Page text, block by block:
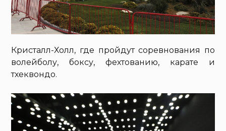
Кристалл-Холл, где пройдут соревнования по
волейболу, боксу, фехтованию, карате и
тхеквондо.